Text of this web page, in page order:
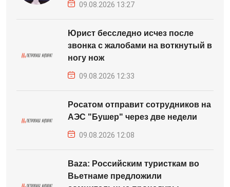
09.08.2026 13:27
Юрист бесследно исчез после
звонка с жалобами на воткнутый в
ногу нож
09.08.2026 12:33
Росатом отправит сотрудников на
АЭС "Бушер" через две недели
09.08.2026 12:08
Baza: Российским туристкам во
Вьетнаме предложили